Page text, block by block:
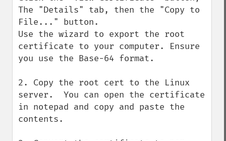
The "Details" tab, then the "Copy to
File..." button.
Use the wizard to export the root
certificate to your computer. Ensure
you use the Base-64 format.
2. Copy the root cert to the Linux
server.  You can open the certificate
in notepad and copy and paste the
contents.